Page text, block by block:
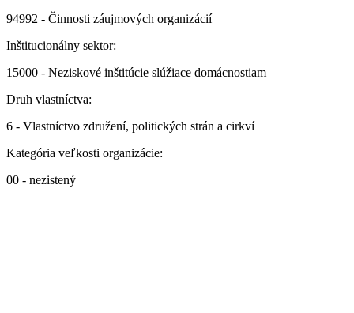
94992 - Činnosti záujmových organizácií
Inštitucionálny sektor:
15000 - Neziskové inštitúcie slúžiace domácnostiam
Druh vlastníctva:
6 - Vlastníctvo združení, politických strán a cirkví
Kategória veľkosti organizácie:
00 - nezistený